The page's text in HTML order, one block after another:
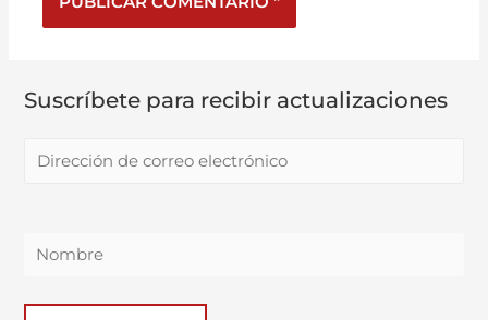
Suscríbete para recibir actualizaciones